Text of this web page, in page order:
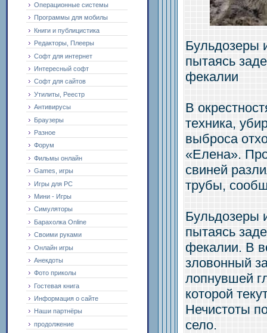
Операционные системы
Программы для мобилы
Книги и публицистика
Редакторы, Плееры
Софт для интернет
Интересный софт
Софт для сайтов
Утилиты, Реестр
Антивирусы
Браузеры
Разное
Форум
Фильмы онлайн
Games, игры
Игры для PC
Мини - Игры
Симуляторы
Барахолка Online
Своими руками
Онлайн игры
Анекдоты
Фото приколы
Гостевая книга
Информация о сайте
Наши партнёры
продолжение
Бульдозеры
пытаясь
фекалии
В
техника,
выброса
«Елена».
свиней
трубы,
Бульдозеры
пытаясь
фекалии. В
зловонный
лопнувшей
которой
Нечистоты
село.